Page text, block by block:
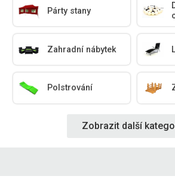
Párty stany
Zahradní nábytek
Polstrování
Zobrazit další